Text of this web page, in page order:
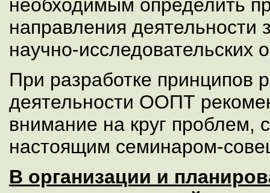
необходимым определить
направления деятельности
научно-исследовательских
При разработке принципов
деятельности ООПТ
внимание на круг проблем,
настоящим семинаром-
В организации и